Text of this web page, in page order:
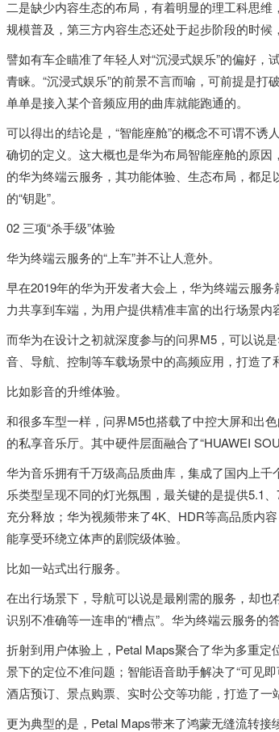
二是缺少内容生态的布局，有着明显的理工科思
规模普及，第三方内容生态还处于起步阶段的时候
譬如有车企瞄准了年轻人对“沉浸式娱乐”的偏好，
青睐。“沉浸式娱乐”的前景不言而喻，可前提是
单单是接入某个音频应用的曲库就能跑通的。
可以得出的结论是，“智能座舱”的概念不可谓不
确切的定义。这大概也是华为布局智能座舱的原
的华为终端云服务，其功能体验、生态布局，都足
的“钥匙”。
02 三项“杀手级”体验
华为终端云服务的“上车”并不让人意外。
早在2019年的华为开发者大会上，华为终端云服
力共享到车端，为用户提供精准丰富的出行场景内
而华为在设计之初就深度参与的问界M5，可以说
音、导航、控制等车载场景中的高频应用，打造了
比如影音的升维体验。
和很多车型一样，问界M5也搭载了中控大屏和出
的私享音乐厅。其中硬件层面融合了“HUAWEI
华为音乐拥有千万级高品质曲库，集成了国内上
乐类型呈现不同的灯光氛围，最关键的是提供5.1
充分释放；华为视频带来了4K、HDR等高品质内
能享受环绕立体声的剧院级体验。
比如一站式出行服务。
在出行场景下，导航可以说是最刚需的服务，却
识别不准确等一连串的“槽点”。华为终端云服务的
折射到用户体验上，Petal Maps聚合了华为多重
景下的定位不准问题；智能语音助手解决了“可见
酒店预订、景点购票、实时公交等功能，打造了一
更为典型的是，Petal Maps带来了鸿蒙无缝流转